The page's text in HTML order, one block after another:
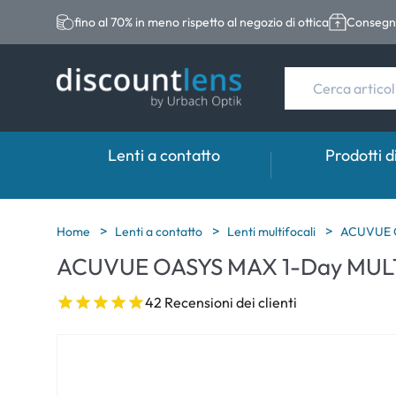
fino al 70% in meno rispetto al negozio di ottica
Lenti a contatto
Marche
Acuvue
Biotrue
Categoria
Lenti sferiche
Lenti toriche
Prodotti
Marche
Eversee
EasySept
Home Lenti a contatto Lenti multifocali ACUVUE
ACUVUE OASYS MAX 1-Day
42 Recensioni dei clienti